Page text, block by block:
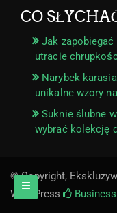
CO
Jak
utracie
Narybek
unikalne wzory
Suknie ślubne
wybrać kolekcję
© Copyright,
WordPress